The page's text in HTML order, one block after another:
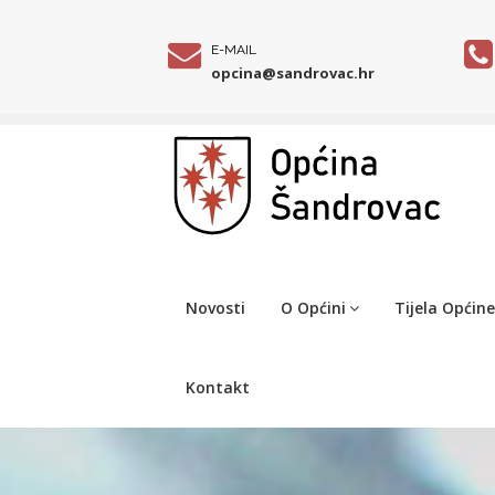
E-MAIL
opcina@sandrovac.hr
Novosti O Općini Tijela Općine
Kontakt